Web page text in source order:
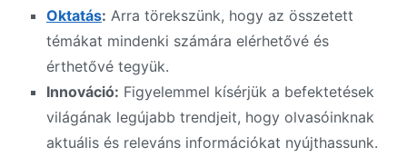
Oktatás: Arra törekszünk, hogy az összetett
témákat mindenki számára elérhetővé és
érthetővé tegyük.
Innováció: Figyelemmel kísérjük a befektetések
világának legújabb trendjeit, hogy olvasóinknak
aktuális és releváns információkat nyújthassunk.